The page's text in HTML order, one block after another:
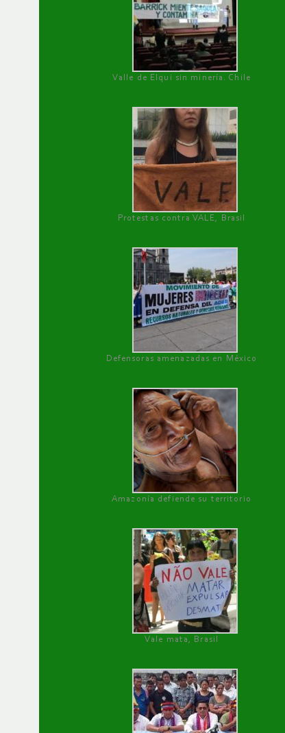
Valle de Elqui sin minería. Chile
Protestas contra VALE, Brasil
Defensoras amenazadas en México
Amazonía defiende su territorio
Vale mata, Brasil